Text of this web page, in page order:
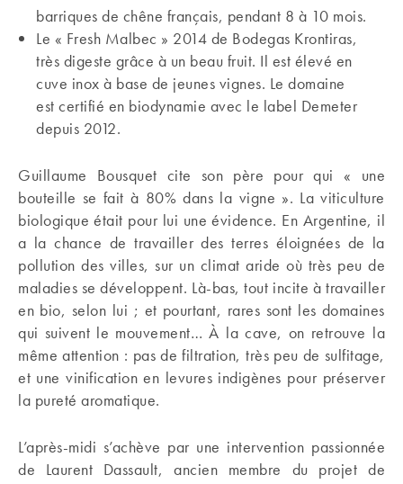
barriques de chêne français, pendant 8 à 10 mois.
Le « Fresh Malbec » 2014 de Bodegas Krontiras,
très digeste grâce à un beau fruit. Il est élevé en
cuve inox à base de jeunes vignes. Le domaine
est certifié en biodynamie avec le label Demeter
depuis 2012.
Guillaume Bousquet cite son père pour qui « une
bouteille se fait à 80% dans la vigne ». La viticulture
biologique était pour lui une évidence. En Argentine, il
a la chance de travailler des terres éloignées de la
pollution des villes, sur un climat aride où très peu de
maladies se développent. Là-bas, tout incite à travailler
en bio, selon lui ; et pourtant, rares sont les domaines
qui suivent le mouvement… À la cave, on retrouve la
même attention : pas de filtration, très peu de sulfitage,
et une vinification en levures indigènes pour préserver
la pureté aromatique.
L’après-midi s’achève par une intervention passionnée
de Laurent Dassault, ancien membre du projet de